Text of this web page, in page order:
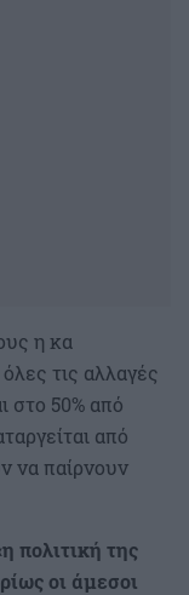
η κα
τις αλλαγές
στο 50% από
από
να παίρνουν
πολιτική της
οι άμεσοι